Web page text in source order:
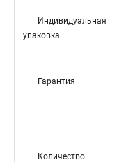
Индивидуальная
упаковка
Гарантия
Количество